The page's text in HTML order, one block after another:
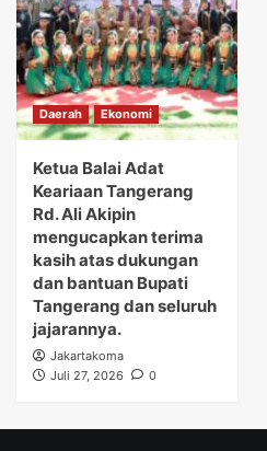
Daerah Ekonomi
Ketua Balai Adat
Keariaan Tangerang
Rd. Ali Akipin
mengucapkan terima
kasih atas dukungan
dan bantuan Bupati
Tangerang dan seluruh
jajarannya.
Jakartakoma
Juli 27, 2026
0